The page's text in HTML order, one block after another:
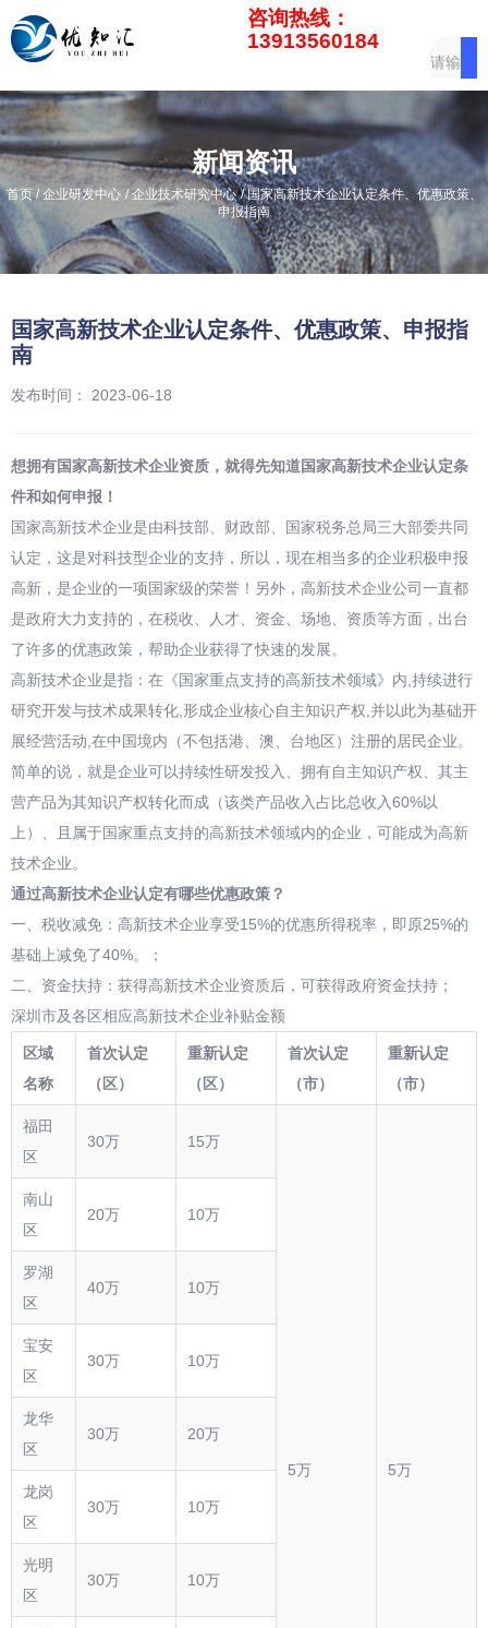
咨询热线：
13913560184
新闻资讯
首页/企业研发中心 /企业技术研究中心 /国家高新技术企业认定条件、优惠政策、
申报指南
国家高新技术企业认定条件、优惠政策、申报指
南
发布时间： 2023-06-18
想拥有国家高新技术企业资质，就得先知道国家高新技术企业认定条
件和如何申报！
国家高新技术企业是由科技部、财政部、国家税务总局三大部委共同
认定，这是对科技型企业的支持，所以，现在相当多的企业积极申报
高新，是企业的一项国家级的荣誉！另外，高新技术企业公司一直都
是政府大力支持的，在税收、人才、资金、场地、资质等方面，出台
了许多的优惠政策，帮助企业获得了快速的发展。
高新技术企业是指：在《国家重点支持的高新技术领域》内,持续进行
研究开发与技术成果转化,形成企业核心自主知识产权,并以此为基础开
展经营活动,在中国境内（不包括港、澳、台地区）注册的居民企业。
简单的说，就是企业可以持续性研发投入、拥有自主知识产权、其主
营产品为其知识产权转化而成（该类产品收入占比总收入60%以
上）、且属于国家重点支持的高新技术领域内的企业，可能成为高新
技术企业。
通过高新技术企业认定有哪些优惠政策？
一、税收减免：高新技术企业享受15%的优惠所得税率，即原25%的
基础上减免了40%。；
二、资金扶持：获得高新技术企业资质后，可获得政府资金扶持；
深圳市及各区相应高新技术企业补贴金额
区域
名称
首次认定
（区）
重新认定
（区）
首次认定
（市）
重新认定
（市）
福田
区
30万 15万
5万 5万
南山
区
20万 10万
罗湖
区
40万 10万
宝安
区
30万 10万
龙华
区
30万 20万
龙岗
区
30万 10万
光明
区
30万 10万